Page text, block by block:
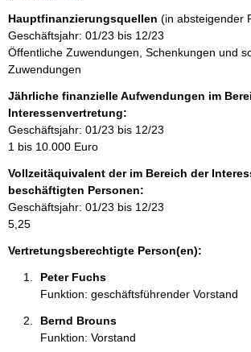
i
n
f
o
r
m
a
t
o
n
e
n
:
Hauptfinanzierungsquellen (in absteigender
Geschäftsjahr: 01/23 bis 12/23
Öffentliche Zuwendungen, Schenkungen und
Zuwendungen
Jährliche finanzielle Aufwendungen im
Interessenvertretung:
Geschäftsjahr: 01/23 bis 12/23
1 bis 10.000 Euro
Vollzeitäquivalent der im Bereich der
beschäftigten Personen:
Geschäftsjahr: 01/23 bis 12/23
5,25
Vertretungsberechtigte Person(en):
Peter Fuchs
Funktion: geschäftsführender Vorstand
Bernd Brouns
Funktion: Vorstand